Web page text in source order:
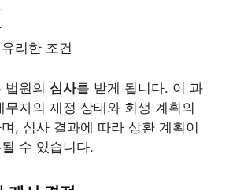
리한 조건
법원의 심사를 받게 됩니다. 이 과
무자의 재정 상태와 회생 계획의
, 심사 결과에 따라 상환 계획이
수 있습니다.